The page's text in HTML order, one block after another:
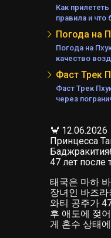
Как
правила и что
Погода на
Погода на
качество
Фаст Трек
Фаст Трек
через
🦀 12.06.2026
Принцесса
47 лет после
태국은 마하
장녀인 바즈
와티 공주가
후 애도에 젖
게 혼수 상태